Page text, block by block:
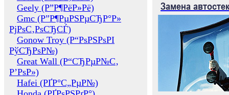
Geely (Р”Р¶РёР»Рё)
Gmc (Р”Р¶РµРЅРµСЂР°Р»
РјРѕС‚РѕСЂСЃ)
Gonow Troy (Р“РѕРЅРѕРІ
РўСЂРѕР№)
Great Wall (Р“СЂРµР№С‚
Р’РѕР»)
Hafei (РҐР°С„РµР№)
Замена